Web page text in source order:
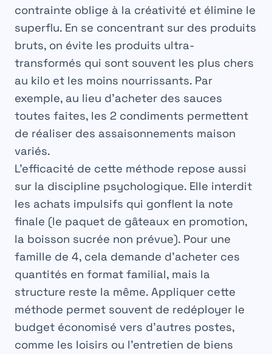
contrainte oblige à la créativité et élimine le
superflu. En se concentrant sur des produits
bruts, on évite les produits ultra-
transformés qui sont souvent les plus chers
au kilo et les moins nourrissants. Par
exemple, au lieu d’acheter des sauces
toutes faites, les 2 condiments permettent
de réaliser des assaisonnements maison
variés.
L’efficacité de cette méthode repose aussi
sur la discipline psychologique. Elle interdit
les achats impulsifs qui gonflent la note
finale (le paquet de gâteaux en promotion,
la boisson sucrée non prévue). Pour une
famille de 4, cela demande d’acheter ces
quantités en format familial, mais la
structure reste la même. Appliquer cette
méthode permet souvent de redéployer le
budget économisé vers d’autres postes,
comme les loisirs ou l’entretien de biens